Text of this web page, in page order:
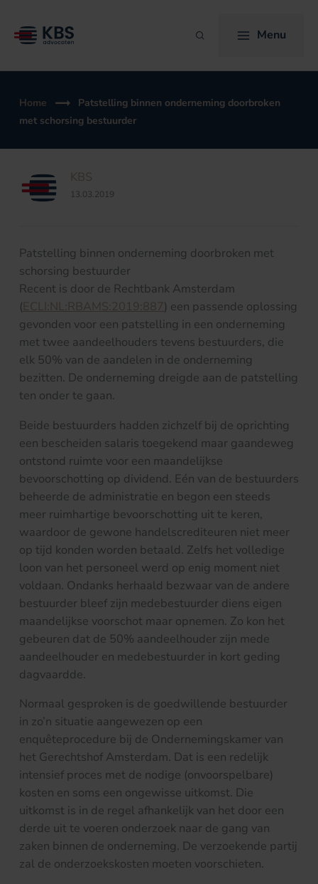
naar
Zoeken Menu
Home
Patstelling binnen onderneming doorbroken
met schorsing bestuurder
KBS
13.03.2019
Patstelling binnen onderneming doorbroken met
schorsing bestuurder
Recent is door de Rechtbank Amsterdam
(ECLI:NL:RBAMS:2019:887) een passende oplossing
gevonden voor een patstelling in een onderneming
met twee aandeelhouders tevens bestuurders, die
elk 50% van de aandelen in de onderneming
bezitten. De onderneming dreigde aan de patstelling
ten onder te gaan.
Beide bestuurders hadden zichzelf bij de oprichting
een bescheiden salaris toegekend maar gaandeweg
ontstond ruimte voor een maandelijkse
bevoorschotting op dividend. Eén van de bestuurders
beheerde de administratie en begon een steeds
meer ruimhartige bevoorschotting uit te keren,
waardoor de gewone handelscrediteuren niet meer
op tijd konden worden betaald. Zelfs het volledige
loon van het personeel werd op enig moment niet
voldaan. Ondanks herhaald bezwaar van de andere
bestuurder bleef zijn medebestuurder diens eigen
maandelijkse voorschot maar opnemen. Zo kon het
gebeuren dat de 50% aandeelhouder zijn mede
aandeelhouder en medebestuurder in kort geding
dagvaardde.
Normaal gesproken is de goedwillende bestuurder
in zo’n situatie aangewezen op een
enquêteprocedure bij de Ondernemingskamer van
het Gerechtshof Amsterdam. Dat is een redelijk
intensief proces met de nodige (onvoorspelbare)
kosten en soms een ongewisse uitkomst. Die
uitkomst is in de regel afhankelijk van het door een
derde uit te voeren onderzoek naar de gang van
zaken binnen de onderneming. De verzoekende partij
zal de onderzoekskosten moeten voorschieten.